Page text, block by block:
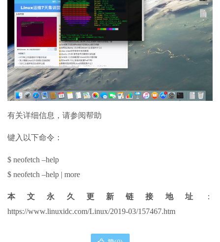
有关详细信息，请参阅帮助
键入以下命令：
$ neofetch –help
$ neofetch –help | more
本文永久更新链接地址
：
https://www.linuxidc.com/Linux/2019-03/157467.htm